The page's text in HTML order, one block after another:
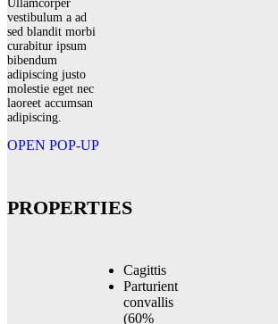
Ullamcorper
vestibulum a ad
sed blandit morbi
curabitur ipsum
bibendum
adipiscing justo
molestie eget nec
laoreet accumsan
adipiscing.
OPEN POP-UP
PROPERTIES
Cagittis
Parturient
convallis
(60%